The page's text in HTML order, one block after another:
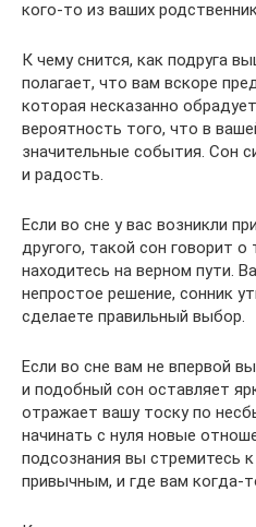
кого-то из ваших
К чему снится, как подруга
полагает, что вам вскоре
которая несказанно
вероятность того, что в
значительные события. Сон
и радость.
Если во сне у вас возникли
другого, такой сон говорит
находитесь на верном пути.
непростое решение, сонник
сделаете правильный выбор.
Если во сне вам не впервой
и подобный сон оставляет
отражает вашу тоску по
начинать с нуля новые
подсознания вы стремитесь
привычным, и где вам когда-